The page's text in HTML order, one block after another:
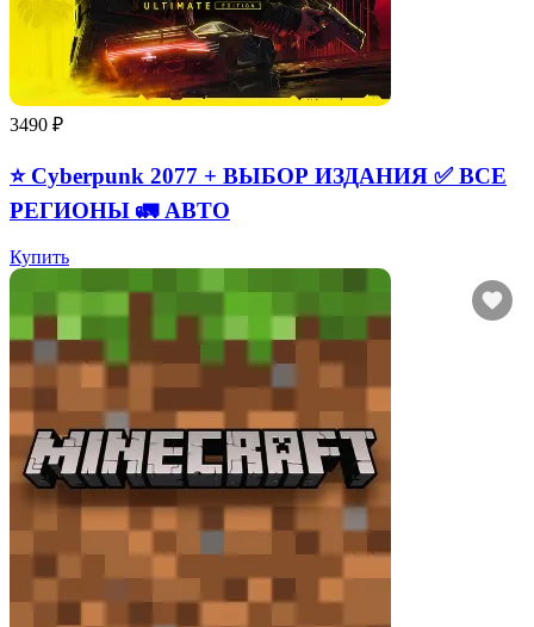
3490 ₽
⭐ Cyberpunk 2077 + ВЫБОР ИЗДАНИЯ ✅ ВСЕ
РЕГИОНЫ 🚛 АВТО
Купить